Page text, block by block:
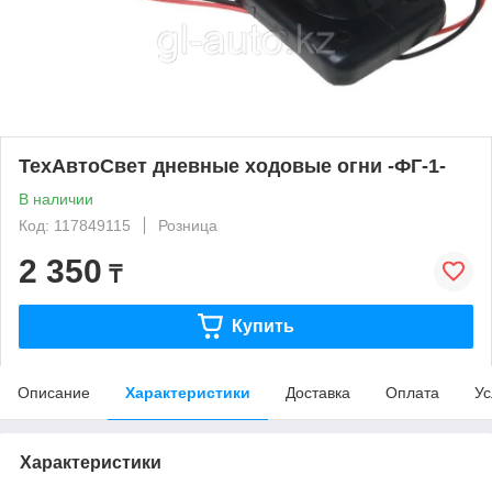
ТехАвтоСвет дневные ходовые огни -ФГ-1-
В наличии
Код: 117849115
Розница
2 350 ₸
Купить
Описание Характеристики Доставка Оплата
Характеристики